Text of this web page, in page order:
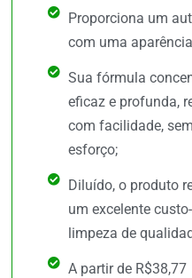
Proporciona um
com uma
Sua fórmula
eficaz e profunda,
com facilidade,
esforço;
Diluído, o produto
um excelente
limpeza de
A partir de R$38,77